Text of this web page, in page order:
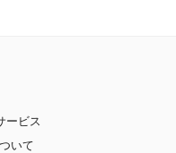
ービス
いて